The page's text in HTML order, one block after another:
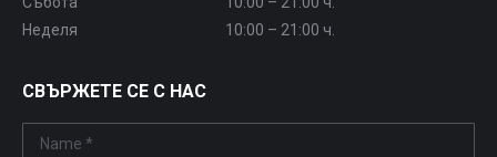
Неделя
10:00 – 21:00 ч.
СВЪРЖЕТЕ СЕ С НАС
Name *